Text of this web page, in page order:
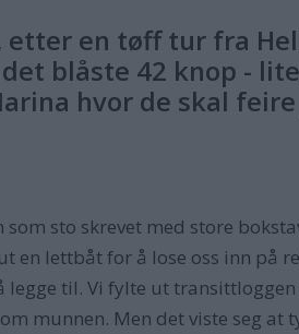
en tøff tur fra
blåste 42 knop -
hvor de skal
sto skrevet med store
lettbåt for å lose oss inn på
til. Vi fylte ut transittloggen
munnen. Men det viste seg at